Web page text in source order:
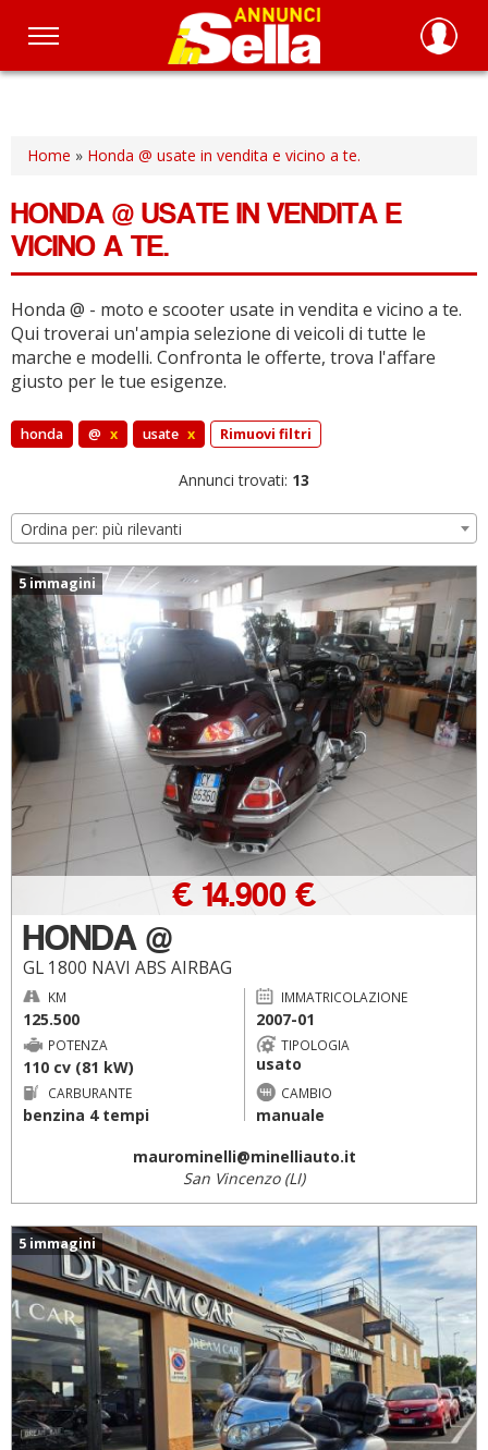
Salta
principale
Home » Honda @ usate in vendita e vicino a te.
HONDA @ USATE IN VENDITA E
VICINO A TE.
Honda @ - moto e scooter usate in vendita e vicino a te.
Qui troverai un'ampia selezione di veicoli di tutte le
marche e modelli. Confronta le offerte, trova l'affare
giusto per le tue esigenze.
honda @ x usate x Rimuovi filtri
Annunci trovati: 13
Ordina per: più rilevanti
5 immagini
HONDA @
GL 1800 NAVI ABS AIRBAG
€ 14.900 €
KM
125.500
IMMATRICOLAZIONE
2007-01
POTENZA
110 cv (81 kW)
TIPOLOGIA
usato
CARBURANTE
benzina 4 tempi
CAMBIO
manuale
maurominelli@minelliauto.it
San Vincenzo (LI)
5 immagini